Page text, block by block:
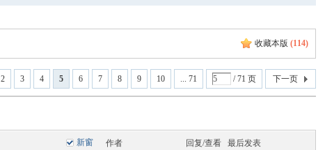
收藏本版 (114)
2 3 4 5 6 7 8 9 10 ... 71 / 71 页 下一页
新窗 作者 回复/查看 最后发表